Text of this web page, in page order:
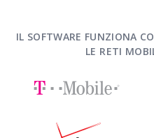
IL SOFTWARE FUNZIONA
LE RETI